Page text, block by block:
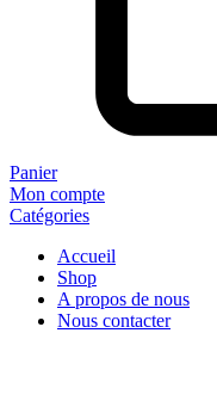
Panier
Mon compte
Catégories
Accueil
Shop
A propos de nous
Nous contacter